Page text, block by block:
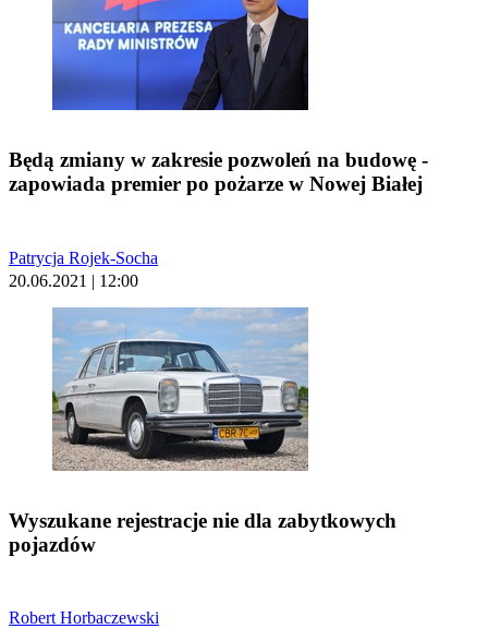
Będą zmiany w zakresie pozwoleń na budowę -
zapowiada premier po pożarze w Nowej Białej
Patrycja Rojek-Socha
20.06.2021 | 12:00
Wyszukane rejestracje nie dla zabytkowych
pojazdów
Robert Horbaczewski